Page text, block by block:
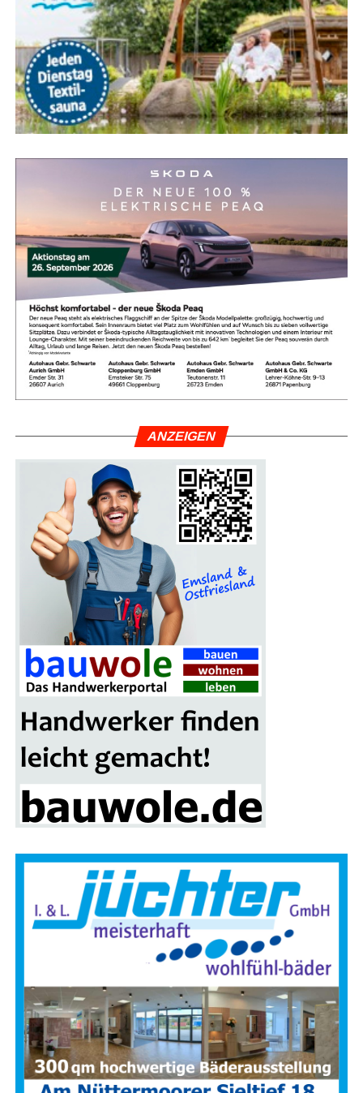
War­um die Heiß­aus­bil­dung so
wich­tig ist
Grup­pen­fo­to vor der Brand­si­mu­la­ti­ons­an­la­ge in Leer:
Sascha Jöhnk („Brand­stif­ter“) von der Fir­ma Blaul & Sei­
fert GmbH aus Gan­der­ke­see , Land­rat Mat­thi­as Groo­te
sowie zwei Teil­neh­mer der Heiß­aus­bil­dung
Schutz­mon­tur und Atem­schutz.
Für die Bevöl­ke­rung ist es eine erfreu­li­che Ent­wick­lung:
In den letz­ten Jah­ren ist die Zahl der Haus­brän­de deut­lich
zurück­ge­gan­gen. Rauch­mel­der sor­gen zudem dafür, dass
Bewoh­ner gefähr­de­te Gebäu­de meist recht­zei­tig ver­las­
Das hat jedoch zur Fol­ge, dass Feu­er­
wehr­leu­te sel­te­ner Gele­gen­heit haben, im Innen­an­griff
prak­ti­sche Erfah­run­gen zu sam­meln.Rou­ti­ne und
siche­re Hand­lungs­ab­läu­fe müs­sen des­halb gezielt trai­
niert wer­den – unter rea­lis­ti­schen Bedingungen.
ANZEI­GEN